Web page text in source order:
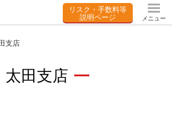
リスク・手数料等
説明ページ メニュー
支店
太田支店